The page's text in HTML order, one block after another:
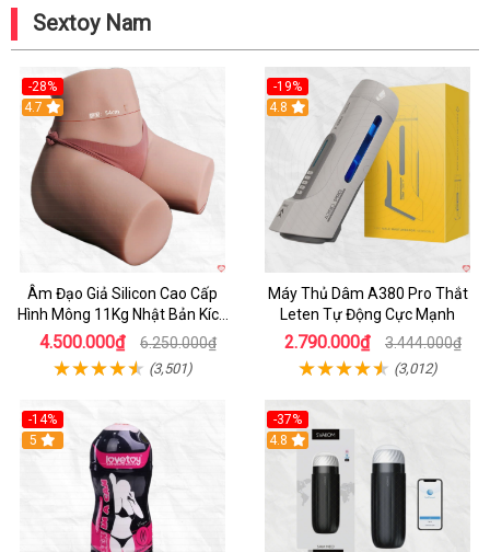
Sextoy Nam
-28%
4.7
Âm Đạo Giả Silicon Cao Cấp
Hình Mông 11Kg Nhật Bản Kích
Thước Như Thật
4.500.000₫ 6.250.000₫
(3,501)
-19%
Hot
4.8
Máy Thủ Dâm A380 Pro Thắt
Leten Tự Động Cực Mạnh
2.790.000₫ 3.444.000₫
(3,012)
-14%
Hot
5
-37%
4.8